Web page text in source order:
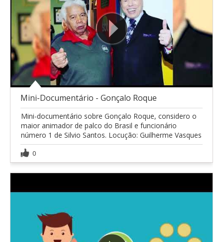
Mini-Documentário - Gonçalo Roque
Mini-documentário sobre Gonçalo Roque, considero o
maior animador de palco do Brasil e funcionário
número 1 de Silvio Santos. Locução: Guilherme Vasques
0